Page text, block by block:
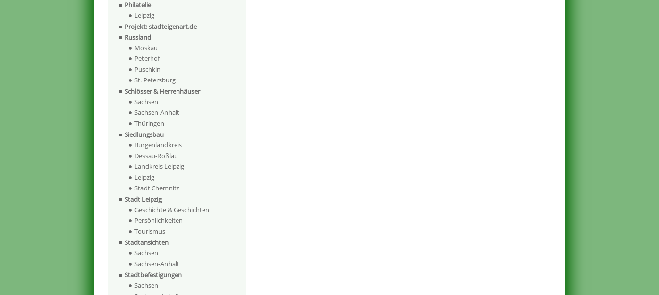
Philatelie
Leipzig
Projekt: stadteigenart.de
Russland
Moskau
Peterhof
Puschkin
St. Petersburg
Schlösser & Herrenhäuser
Sachsen
Sachsen-Anhalt
Thüringen
Siedlungsbau
Burgenlandkreis
Dessau-Roßlau
Landkreis Leipzig
Leipzig
Stadt Chemnitz
Stadt Leipzig
Geschichte & Geschichten
Persönlichkeiten
Tourismus
Stadtansichten
Sachsen
Sachsen-Anhalt
Stadtbefestigungen
Sachsen